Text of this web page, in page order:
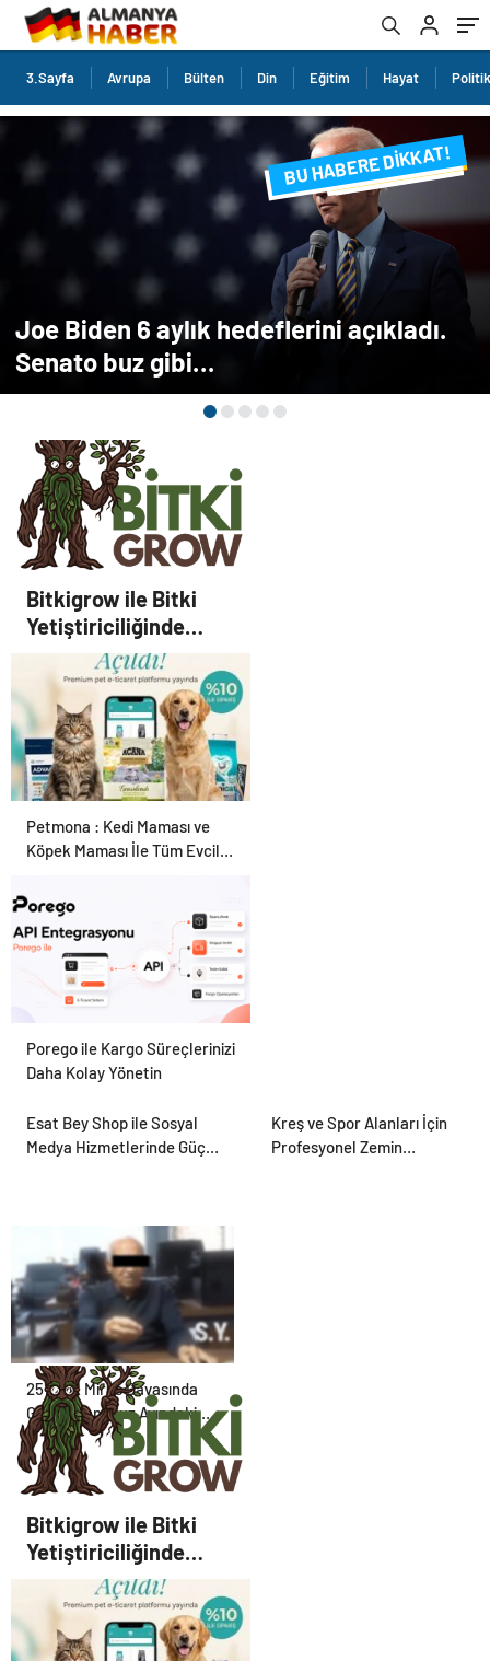
3.Sayfa Avrupa Bülten Din Eğitim Hayat
Joe Biden 6 aylık hedeflerini açıkladı.
Senato buz gibi…
SON DAKİKA
FLAŞ FLAŞ...
BU HABERE DİKKAT!
Bitkigrow ile Bitki
Yetiştiriciliğinde
Doğru Ekipman ve
Ürün Seçimi
Petmona : Kedi Maması ve
Köpek Maması İle Tüm Evcil
Porego ile Kargo Süreçlerinizi
Daha Kolay Yönetin
Esat Bey Shop ile Sosyal
Medya Hizmetlerinde Güçlü
Kreş ve Spor Alanları İçin
Profesyonel Zemin
25 Yıllık Miras Davasında
Gözler Temmuz Ayındaki
Karar Duruşmasına Çevrildi
Bitkigrow ile Bitki
Yetiştiriciliğinde
Doğru Ekipman ve
Ürün Seçimi